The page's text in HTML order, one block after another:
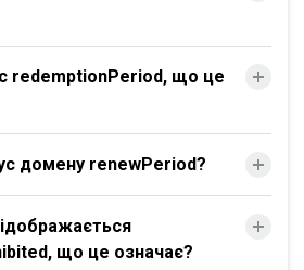
redemptionPeriod, що це
домену renewPeriod?
що це означає?